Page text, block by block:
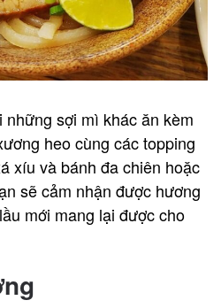
những sợi mì khác ăn kèm
heo cùng các topping
xíu và bánh đa chiên hoặc
sẽ cảm nhận được hương
mới mang lại được cho